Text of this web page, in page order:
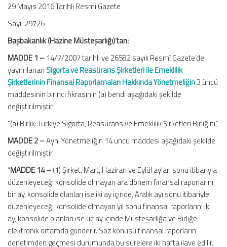
29 Mayıs 2016 Tarihli Resmi Gazete
Sayı: 29726
Başbakanlık (Hazine Müsteşarlığı)’tan:
MADDE 1 – 14/7/2007 tarihli ve 26582 sayılı Resmî Gazete’de
yayımlanan Sigorta ve Reasürans Şirketleri ile Emeklilik
Şirketlerinin Finansal Raporlamaları Hakkında Yönetmeliğin3 üncü
maddesinin birinci fıkrasının (a) bendi aşağıdaki şekilde
değiştirilmiştir.
“(a) Birlik: Türkiye Sigorta, Reasürans ve Emeklilik Şirketleri Birliğini,”
MADDE 2 –Aynı Yönetmeliğin 14 üncü maddesi aşağıdaki şekilde
değiştirilmiştir.
“MADDE 14 –(1) Şirket, Mart, Haziran ve Eylül ayları sonu itibarıyla
düzenleyeceği konsolide olmayan ara dönem finansal raporlarını
bir ay, konsolide olanları ise iki ay içinde, Aralık ayı sonu itibariyle
düzenleyeceği konsolide olmayan yıl sonu finansal raporlarını iki
ay, konsolide olanları ise üç ay içinde Müsteşarlığa ve Birliğe
elektronik ortamda gönderir. Söz konusu finansal raporların
denetimden geçmesi durumunda bu sürelere iki hafta ilave edilir.